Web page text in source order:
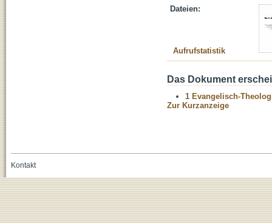
Dateien:
Aufrufstatistik
Das Dokument
1 Evangelisch-
Zur Kurzanzeige
Kontakt